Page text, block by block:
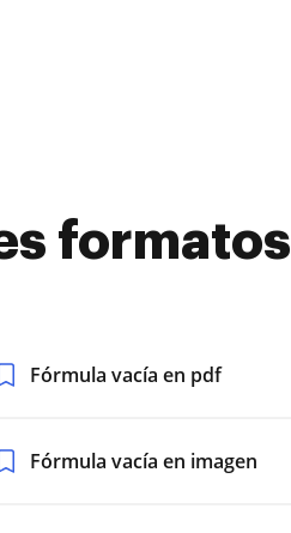
Fórmula vacía en pdf
Fórmula vacía en imagen